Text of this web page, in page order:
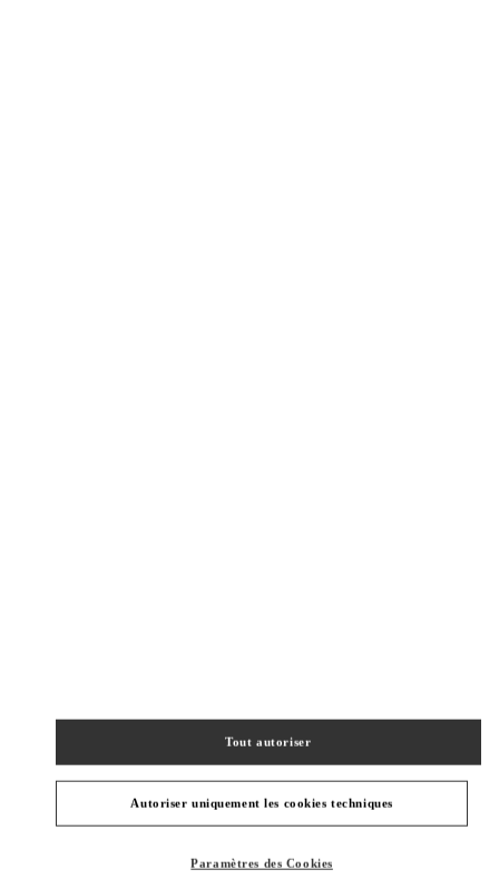
HANKYU UMEDA 4F
06-6313-7925
FERMÉ- OUVRE À 10:00 AM
Autoriser uniquement les cookies techniques
Tout autoriser
Paramètres des Cookies